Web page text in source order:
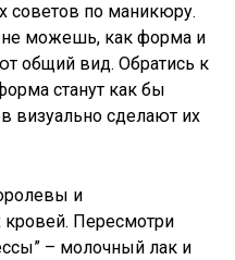
советов по маникюру.
не можешь, как форма и
общий вид. Обратись к
станут как бы
визуально сделают их
и
кровей. Пересмотри
– молочный лак и